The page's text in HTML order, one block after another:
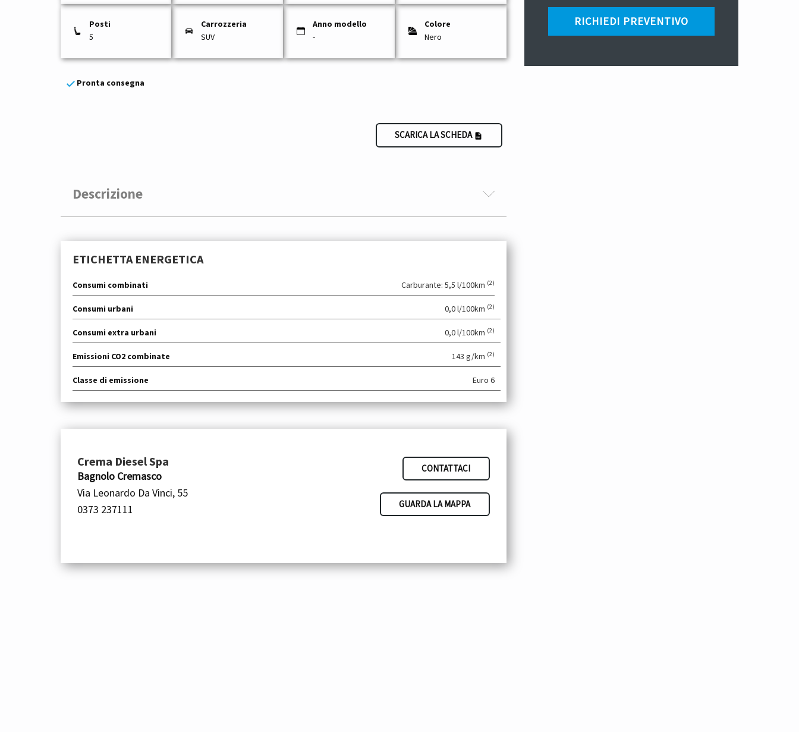
Posti
5
Carrozzeria
SUV
Anno modello
-
Colore
Nero
Pronta consegna
SCARICA LA SCHEDA
Descrizione
ETICHETTA ENERGETICA
Carburante: 5,5 l/100km (2)
Consumi combinati
Consumi urbani 0,0 l/100km (2)
0,0 l/100km (2)
Consumi extra urbani
Emissioni CO2 combinate 143 g/km (2)
Classe di emissione Euro 6
Crema Diesel Spa
Bagnolo Cremasco
Via Leonardo Da Vinci, 55
0373 237111
CONTATTACI
GUARDA LA MAPPA
RICHIEDI PREVENTIVO